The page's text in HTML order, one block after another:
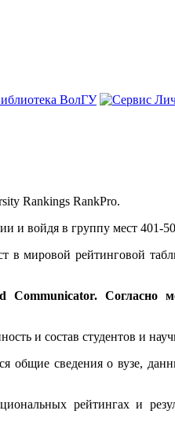
ВолГУ
Rankings RankPro.
и войдя в группу мест 401-
в мировой рейтинговой
Согласно
и состав студентов и
сведения о вузе,
рейтингах и